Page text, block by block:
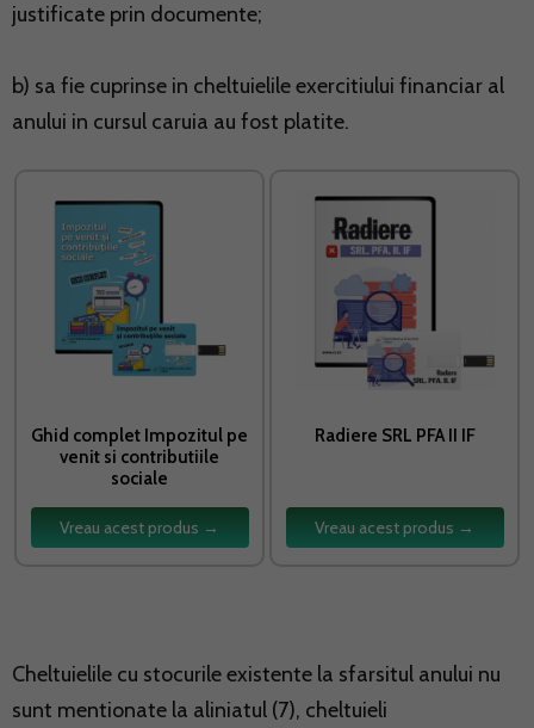
justificate prin documente;
b) sa fie cuprinse in cheltuielile exercitiului financiar al
anului in cursul caruia au fost platite.
Ghid complet Impozitul pe
venit si contributiile
sociale
Vreau acest produs →
Radiere SRL PFA II IF
Vreau acest produs →
Cheltuielile cu stocurile existente la sfarsitul anului nu
sunt mentionate la aliniatul (7), cheltuieli